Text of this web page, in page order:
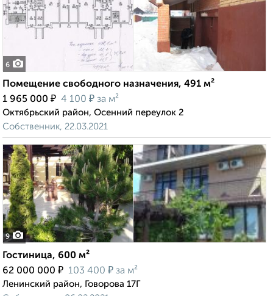
6
Помещение свободного назначения, 491 м²
1 965 000 ₽ 4 100 ₽ за м²
Октябрьский район, Осенний переулок 2
Собственник, 22.03.2021
9
Гостиница, 600 м²
62 000 000 ₽ 103 400 ₽ за м²
Ленинский район, Говорова 17Г